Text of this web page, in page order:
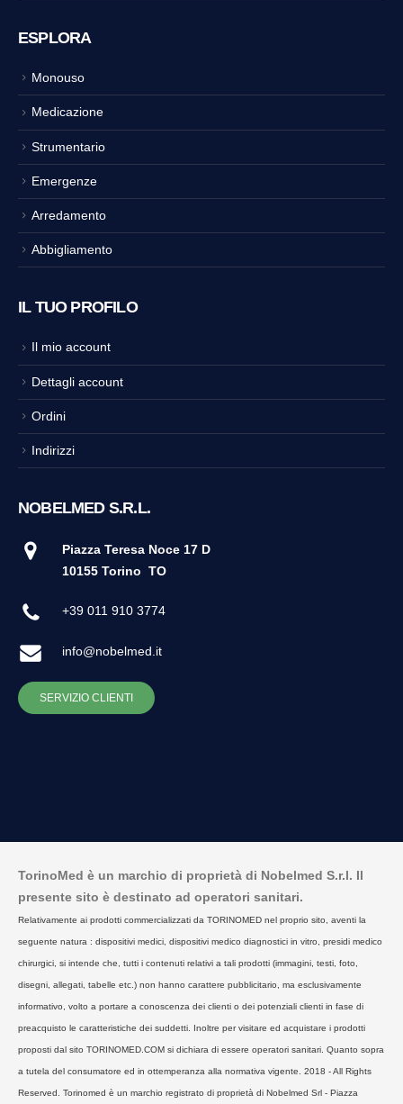
ESPLORA
Monouso
Medicazione
Strumentario
Emergenze
Arredamento
Abbigliamento
IL TUO PROFILO
Il mio account
Dettagli account
Ordini
Indirizzi
NOBELMED S.R.L.
Piazza Teresa Noce 17 D
10155 Torino TO
+39 011 910 3774
info@nobelmed.it
SERVIZIO CLIENTI
TorinoMed è un marchio di proprietà di Nobelmed S.r.l. Il
presente sito è destinato ad operatori sanitari.
Relativamente ai prodotti commercializzati da TORINOMED nel proprio sito, aventi la
seguente natura : dispositivi medici, dispositivi medico diagnostici in vitro, presidi medico
chirurgici, si intende che, tutti i contenuti relativi a tali prodotti (immagini, testi, foto,
disegni, allegati, tabelle etc.) non hanno carattere pubblicitario, ma esclusivamente
informativo, volto a portare a conoscenza dei clienti o dei potenziali clienti in fase di
preacquisto le caratteristiche dei suddetti. Inoltre per visitare ed acquistare i prodotti
proposti dal sito TORINOMED.COM si dichiara di essere operatori sanitari. Quanto sopra
a tutela del consumatore ed in ottemperanza alla normativa vigente. 2018 - All Rights
Reserved. Torinomed è un marchio registrato di proprietà di Nobelmed Srl - Piazza